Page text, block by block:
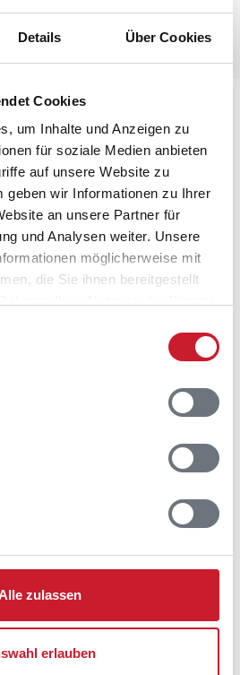
Details Über Cookies
Cookies
um Inhalte und Anzeigen zu
für soziale Medien anbieten
auf unsere Website zu
geben wir Informationen zu Ihrer
an unsere Partner für
und Analysen weiter. Unsere
möglicherweise mit
die Sie ihnen bereitgestellt
zulassen
erlauben